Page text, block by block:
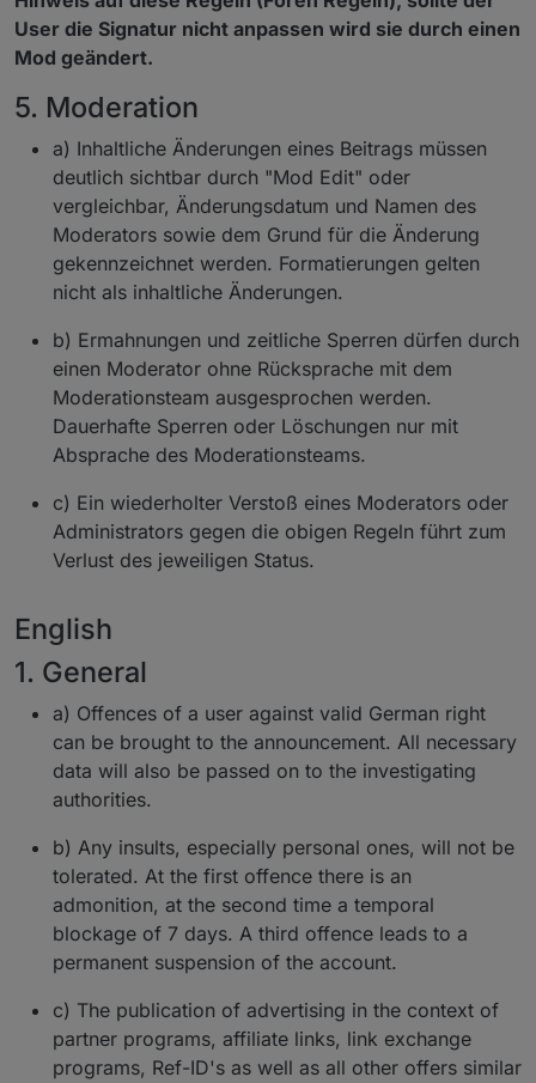
User die Signatur nicht anpassen wird sie durch einen
Mod geändert.
5. Moderation
a) Inhaltliche Änderungen eines Beitrags müssen
deutlich sichtbar durch "Mod Edit" oder
vergleichbar, Änderungsdatum und Namen des
Moderators sowie dem Grund für die Änderung
gekennzeichnet werden. Formatierungen gelten
nicht als inhaltliche Änderungen.
b) Ermahnungen und zeitliche Sperren dürfen durch
einen Moderator ohne Rücksprache mit dem
Moderationsteam ausgesprochen werden.
Dauerhafte Sperren oder Löschungen nur mit
Absprache des Moderationsteams.
c) Ein wiederholter Verstoß eines Moderators oder
Administrators gegen die obigen Regeln führt zum
Verlust des jeweiligen Status.
English
1. General
a) Offences of a user against valid German right
can be brought to the announcement. All necessary
data will also be passed on to the investigating
authorities.
b) Any insults, especially personal ones, will not be
tolerated. At the first offence there is an
admonition, at the second time a temporal
blockage of 7 days. A third offence leads to a
permanent suspension of the account.
c) The publication of advertising in the context of
partner programs, affiliate links, link exchange
programs, Ref-ID's as well as all other offers similar